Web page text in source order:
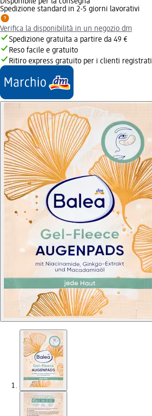
Spedizione standard in 2-5 giorni lavorativi
Verifica la disponibilità in un negozio dm
Spedizione gratuita a partire da 49 €
Reso facile e gratuito
Ritiro express gratuito per i clienti registrati